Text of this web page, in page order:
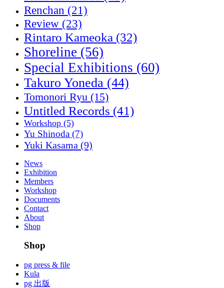
Renchan (21)
Review (23)
Rintaro Kameoka (32)
Shoreline (56)
Special Exhibitions (60)
Takuro Yoneda (44)
Tomonori Ryu (15)
Untitled Records (41)
Workshop (5)
Yu Shinoda (7)
Yuki Kasama (9)
News
Exhibition
Members
Workshop
Documents
Contact
About
Shop
Shop
pg press & file
Kula
pg 出版